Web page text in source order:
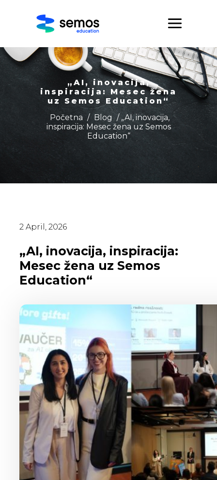
„AI, inovacija,
inspiracija: Mesec žena
uz Semos Education“
Početna / Blog / „AI, inovacija,
inspiracija: Mesec žena uz Semos
Education“
2 April, 2026
„AI, inovacija, inspiracija:
Mesec žena uz Semos
Education“